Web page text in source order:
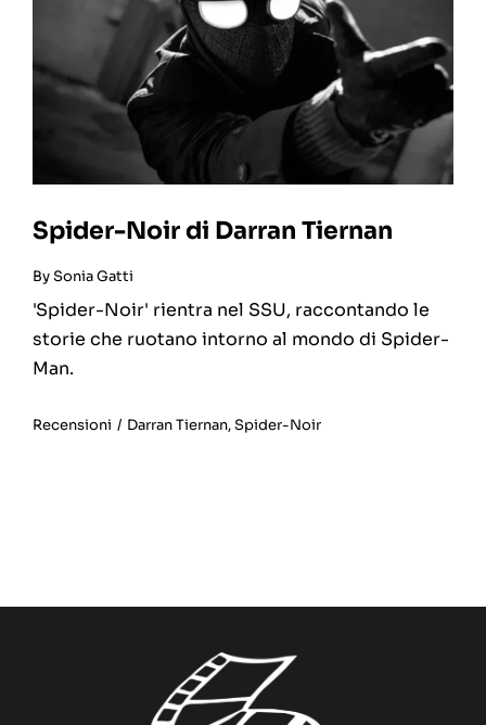
Spider-Noir di Darran Tiernan
BySonia Gatti
'Spider-Noir' rientra nel SSU, raccontando le
storie che ruotano intorno al mondo di Spider-
Man.
Recensioni / Darran Tiernan,Spider-Noir